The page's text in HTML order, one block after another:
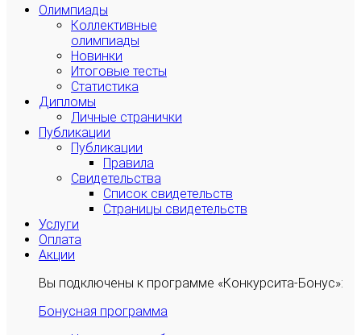
Олимпиады
Коллективные
олимпиады
Новинки
Итоговые тесты
Статистика
Дипломы
Личные странички
Публикации
Публикации
Правила
Свидетельства
Список свидетельств
Страницы свидетельств
Услуги
Оплата
Акции
Вы подключены к программе «Конкурсита-Бонус»:
Бонусная программа